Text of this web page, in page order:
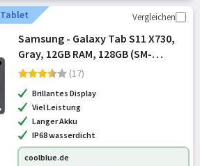
Vergleichen
Samsung - Galaxy Tab S11 X730,
Gray, 12GB RAM, 128GB (SM-
X730NZAREUB)
(17)
Brillantes Display
Viel Leistung
Langer Akku
IP68 wasserdicht
coolblue.de